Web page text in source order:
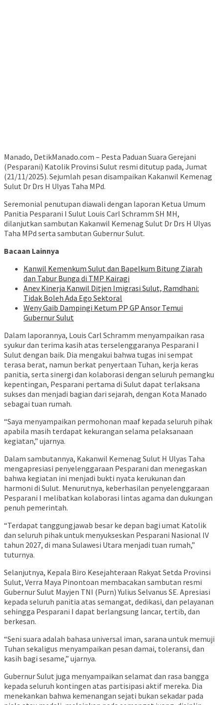
Manado, DetikManado.com – Pesta Paduan Suara Gerejani
(Pesparani) Katolik Provinsi Sulut resmi ditutup pada, Jumat
(21/11/2025). Sejumlah pesan disampaikan Kakanwil Kemenag
Sulut Dr Drs H Ulyas Taha MPd.
Seremonial penutupan diawali dengan laporan Ketua Umum
Panitia Pesparani I Sulut Louis Carl Schramm SH MH,
dilanjutkan sambutan Kakanwil Kemenag Sulut Dr Drs H Ulyas
Taha MPd serta sambutan Gubernur Sulut.
Bacaan Lainnya
‎Kanwil Kemenkum Sulut dan Bapelkum Bitung Ziarah
dan Tabur Bunga di TMP Kairagi
Anev Kinerja Kanwil Ditjen Imigrasi Sulut, Ramdhani:
Tidak Boleh Ada Ego Sektoral
Weny Gaib Dampingi Ketum PP GP Ansor Temui
Gubernur Sulut
Dalam laporannya, Louis Carl Schramm menyampaikan rasa
syukur dan terima kasih atas terselenggaranya Pesparani I
Sulut dengan baik. Dia mengakui bahwa tugas ini sempat
terasa berat, namun berkat penyertaan Tuhan, kerja keras
panitia, serta sinergi dan kolaborasi dengan seluruh pemangku
kepentingan, Pesparani pertama di Sulut dapat terlaksana
sukses dan menjadi bagian dari sejarah, dengan Kota Manado
sebagai tuan rumah.
“Saya menyampaikan permohonan maaf kepada seluruh pihak
apabila masih terdapat kekurangan selama pelaksanaan
kegiatan,” ujarnya.
Dalam sambutannya, Kakanwil Kemenag Sulut H Ulyas Taha
mengapresiasi penyelenggaraan Pesparani dan menegaskan
bahwa kegiatan ini menjadi bukti nyata kerukunan dan
harmoni di Sulut. Menurutnya, keberhasilan penyelenggaraan
Pesparani I melibatkan kolaborasi lintas agama dan dukungan
penuh pemerintah.
“Terdapat tanggungjawab besar ke depan bagi umat Katolik
dan seluruh pihak untuk menyukseskan Pesparani Nasional IV
tahun 2027, di mana Sulawesi Utara menjadi tuan rumah,”
tuturnya.
Selanjutnya, Kepala Biro Kesejahteraan Rakyat Setda Provinsi
Sulut, Verra Maya Pinontoan membacakan sambutan resmi
Gubernur Sulut Mayjen TNI (Purn) Yulius Selvanus SE. Apresiasi
kepada seluruh panitia atas semangat, dedikasi, dan pelayanan
sehingga Pesparani I dapat berlangsung lancar, tertib, dan
berkesan.
“Seni suara adalah bahasa universal iman, sarana untuk memuji
Tuhan sekaligus menyampaikan pesan damai, toleransi, dan
kasih bagi sesame,” ujarnya.
Gubernur Sulut juga menyampaikan selamat dan rasa bangga
kepada seluruh kontingen atas partisipasi aktif mereka. Dia
menekankan bahwa kemenangan sejati bukan sekadar pada